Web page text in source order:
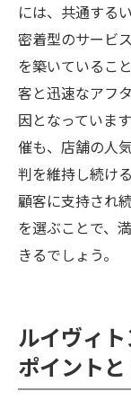
には、共通する
密着型のサービ
を築いているこ
客と迅速なアフ
因となっていま
催も、店舗の人
判を維持し続け
顧客に支持され
を選ぶことで、
きるでしょう。
ルイヴィ
ポイント